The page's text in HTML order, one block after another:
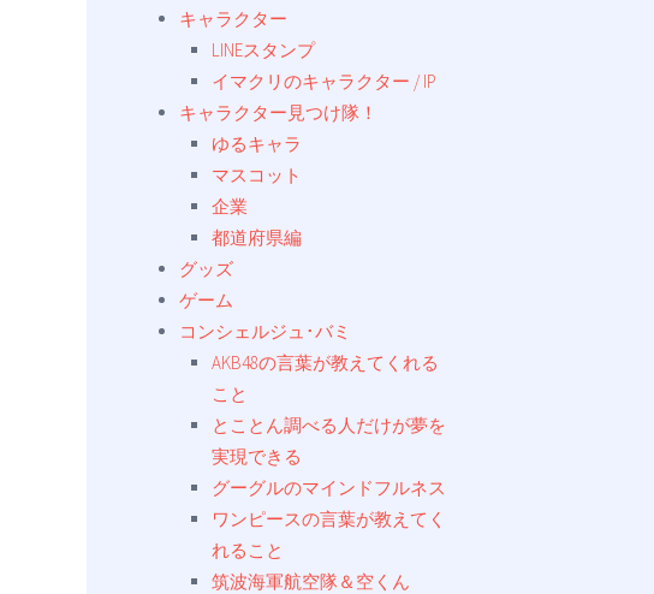
キャラクター
LINEスタンプ
イマクリのキャラクター / IP
キャラクター見つけ隊！
ゆるキャラ
マスコット
企業
都道府県編
グッズ
ゲーム
コンシェルジュ･バミ
AKB48の言葉が教えてくれる
こと
とことん調べる人だけが夢を
実現できる
グーグルのマインドフルネス
ワンピースの言葉が教えてく
れること
筑波海軍航空隊＆空くん